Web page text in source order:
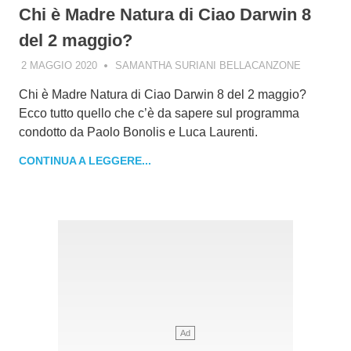
Chi è Madre Natura di Ciao Darwin 8
del 2 maggio?
2 MAGGIO 2020 SAMANTHA SURIANI BELLACANZONE
Chi è Madre Natura di Ciao Darwin 8 del 2 maggio?
Ecco tutto quello che c’è da sapere sul programma
condotto da Paolo Bonolis e Luca Laurenti.
CONTINUA A LEGGERE...